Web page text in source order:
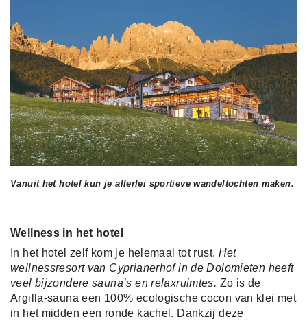
Vanuit het hotel kun je allerlei sportieve wandeltochten maken.
Wellness in het hotel
In het hotel zelf kom je helemaal tot rust. Het
wellnessresort van Cyprianerhof in de Dolomieten heeft
veel bijzondere sauna’s en relaxruimtes. Zo is de
Argilla-sauna een 100% ecologische cocon van klei met
in het midden een ronde kachel. Dankzij deze